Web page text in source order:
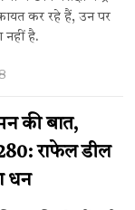
कर रहे हैं, उन पर
नहीं है.
की बात,
राफेल डील
धन